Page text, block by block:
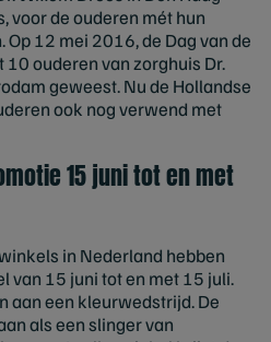
voor de ouderen mét hun
12 mei 2016, de Dag van de
ouderen van zorghuis Dr.
geweest. Nu de Hollandse
ook nog verwend met
15 juni tot en met
in Nederland hebben
van 15 juni tot en met 15 juli.
aan een kleurwedstrijd. De
als een slinger van